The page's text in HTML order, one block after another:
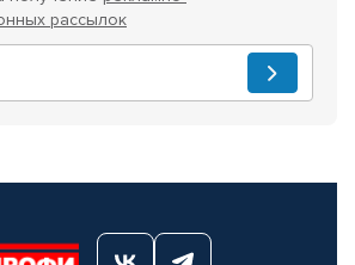
рассылок